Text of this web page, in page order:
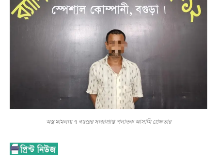
অস্ত্র মামলায় ৭ বছরের সাজাপ্রাপ্ত পলাতক আসামি গ্রেফতার